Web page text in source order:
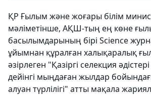
ҚР Ғылым және жоғары білім
мәліметінше, АҚШ-тың ең көне
басылымдарының бірі Science
ұйымнан құралған халықаралық
әзірлеген "Қазіргі селекция
дейінгі мыңдаған жылдар
алуан түрлілігі" атты мақала